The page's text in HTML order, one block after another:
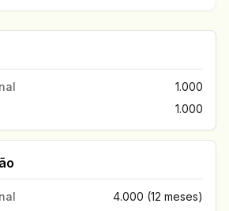
1.000
1.000
4.000 (12 meses)